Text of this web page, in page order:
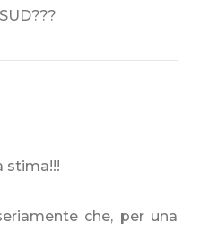
stima!!!
che, per una